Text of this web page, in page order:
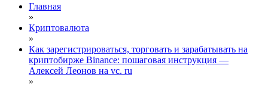
Главная
»
Криптовалюта
»
Как зарегистрироваться, торговать и зарабатывать на
криптобирже Binance: пошаговая инструкция —
Алексей Леонов на vc. ru
»